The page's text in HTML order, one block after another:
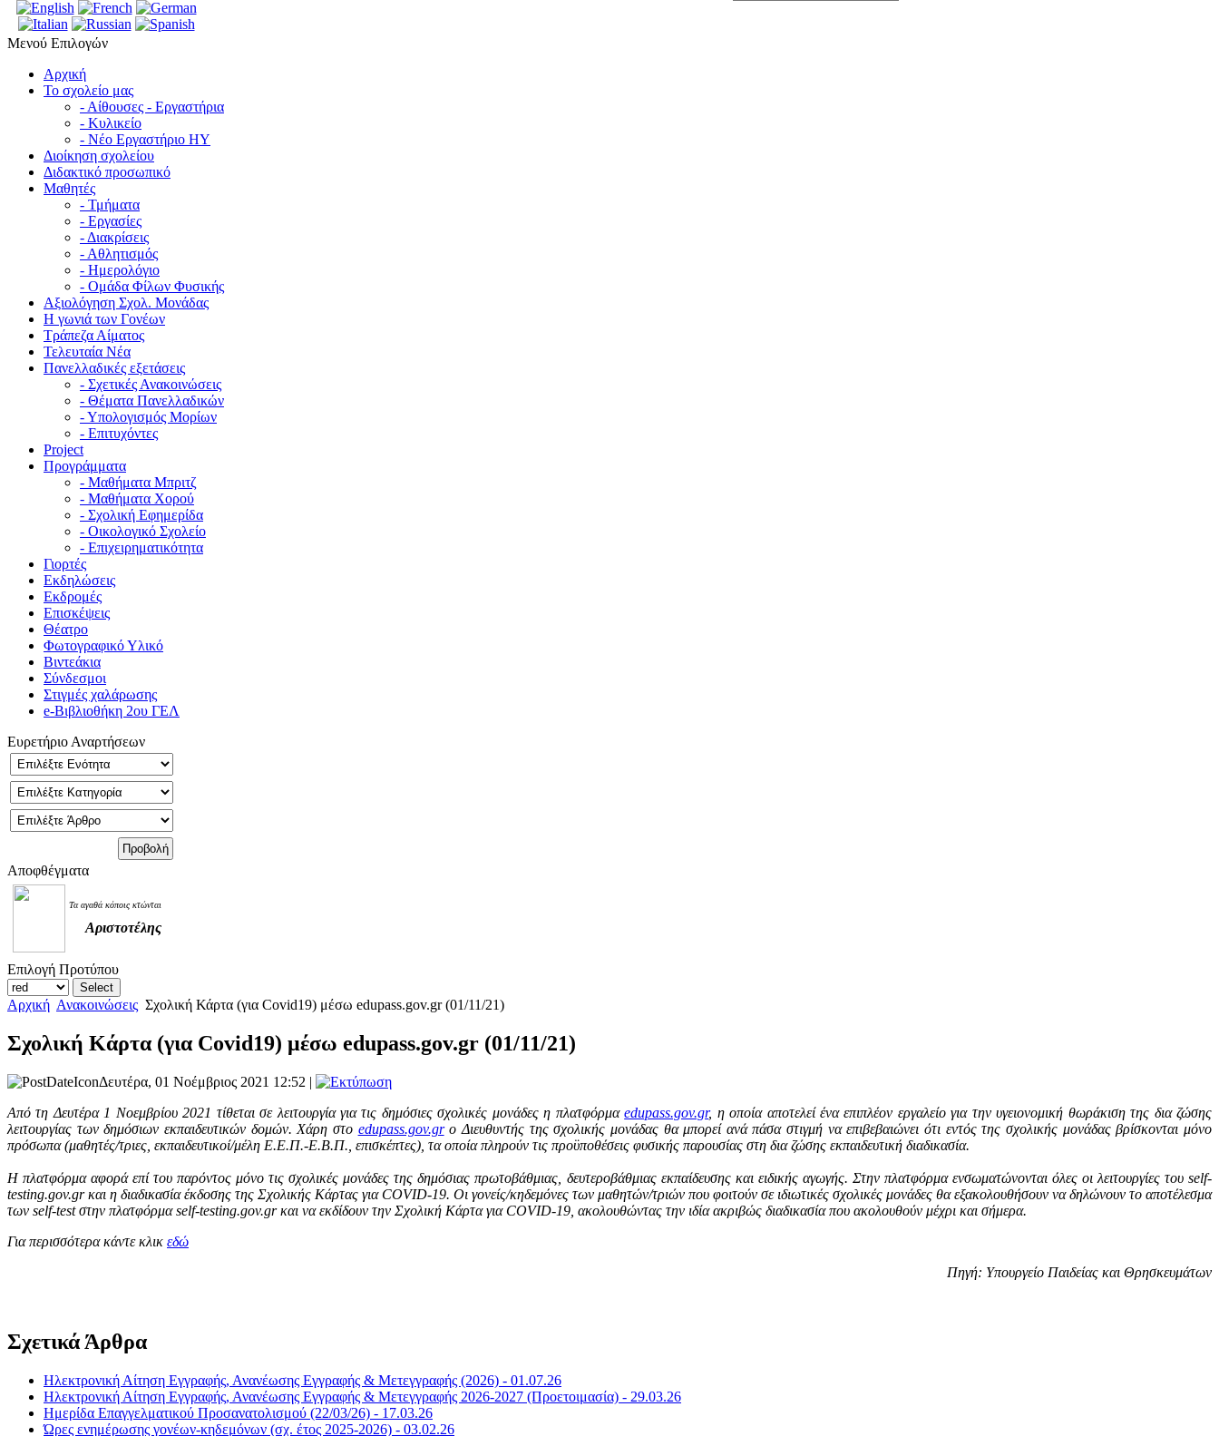
Μενού Επιλογών
Αρχική
Το σχολείο μας
- Αίθουσες - Εργαστήρια
- Κυλικείο
- Νέο Εργαστήριο ΗΥ
Διοίκηση σχολείου
Διδακτικό προσωπικό
Μαθητές
- Τμήματα
- Εργασίες
- Διακρίσεις
- Αθλητισμός
- Ημερολόγιο
- Ομάδα Φίλων Φυσικής
Αξιολόγηση Σχολ. Μονάδας
Η γωνιά των Γονέων
Τράπεζα Αίματος
Τελευταία Νέα
Πανελλαδικές εξετάσεις
- Σχετικές Ανακοινώσεις
- Θέματα Πανελλαδικών
- Υπολογισμός Μορίων
- Επιτυχόντες
Project
Προγράμματα
- Μαθήματα Μπριτζ
- Μαθήματα Χορού
- Σχολική Εφημερίδα
- Οικολογικό Σχολείο
- Επιχειρηματικότητα
Γιορτές
Εκδηλώσεις
Εκδρομές
Επισκέψεις
Θέατρο
Φωτογραφικό Υλικό
Βιντεάκια
Σύνδεσμοι
Στιγμές χαλάρωσης
e-Βιβλιοθήκη 2ου ΓΕΛ
Ευρετήριο Αναρτήσεων
Αποφθέγματα
Τα αγαθά κόποις κτώνται
Αριστοτέλης
Επιλογή Προτύπου
Αρχική Ανακοινώσεις Σχολική Κάρτα (για Covid19) μέσω edupass.gov.gr (01/11/21)
Σχολική Κάρτα (για Covid19) μέσω edupass.gov.gr (01/11/21)
Δευτέρα, 01 Νοέμβριος 2021 12:52 |
Από τη Δευτέρα 1 Νοεμβρίου 2021 τίθεται σε λειτουργία για τις δημόσιες σχολικές μονάδες η πλατφόρμαedupass.gov.gr, η οποία αποτελεί ένα επιπλέον εργαλείο για την υγειονομική θωράκιση της δια ζώσης
λειτουργίας των δημόσιων εκπαιδευτικών δομών. Χάρη στο edupass.gov.gro Διευθυντής της σχολικής μονάδας θα μπορεί ανά πάσα στιγμή να επιβεβαιώνει ότι εντός της σχολικής μονάδας βρίσκονται μόνο
πρόσωπα (μαθητές/τριες, εκπαιδευτικοί/μέλη Ε.Ε.Π.-Ε.Β.Π., επισκέπτες), τα οποία πληρούν τις προϋποθέσεις φυσικής παρουσίας στη δια ζώσης εκπαιδευτική διαδικασία.
H πλατφόρμα αφορά επί του παρόντος μόνο τις σχολικές μονάδες της δημόσιας πρωτοβάθμιας, δευτεροβάθμιας εκπαίδευσης και ειδικής αγωγής. Στην πλατφόρμα ενσωματώνονται όλες οι λειτουργίες του self-
testing.gov.gr και η διαδικασία έκδοσης της Σχολικής Κάρτας για COVID-19. Οι γονείς/κηδεμόνες των μαθητών/τριών που φοιτούν σε ιδιωτικές σχολικές μονάδες θα εξακολουθήσουν να δηλώνουν το αποτέλεσμα
των self-test στην πλατφόρμα self-testing.gov.gr και να εκδίδουν την Σχολική Κάρτα για COVID-19, ακολουθώντας την ιδία ακριβώς διαδικασία που ακολουθούν μέχρι και σήμερα.
Για περισσότερα κάντε κλικ εδώ
Πηγή: Υπουργείο Παιδείας και Θρησκευμάτων
Σχετικά Άρθρα
Ηλεκτρονική Αίτηση Εγγραφής, Ανανέωσης Εγγραφής & Μετεγγραφής (2026) - 01.07.26
Ηλεκτρονική Αίτηση Εγγραφής, Ανανέωσης Εγγραφής & Μετεγγραφής 2026-2027 (Προετοιμασία) - 29.03.26
Ημερίδα Επαγγελματικού Προσανατολισμού (22/03/26) - 17.03.26
Ώρες ενημέρωσης γονέων-κηδεμόνων (σχ. έτος 2025-2026) - 03.02.26